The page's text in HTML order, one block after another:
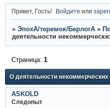
Привет, Гость! Войдите или
» ЭпохА/теремок/БерлогА »
деятельности
О деятельности некоммерческих
Страница: 1
ASKOLD
Следопыт